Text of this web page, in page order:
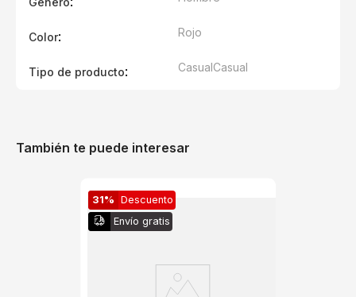
Color: Rojo
Tipo de producto: CasualCasual
También te puede interesar
31% Descuento
Envío gratis